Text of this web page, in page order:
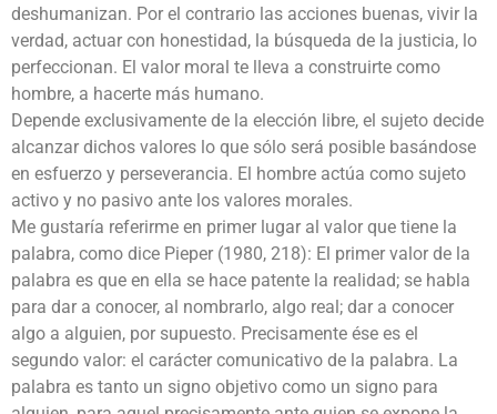
deshumanizan. Por el contrario las acciones buenas, vivir la
verdad, actuar con honestidad, la búsqueda de la justicia, lo
perfeccionan. El valor moral te lleva a construirte como
hombre, a hacerte más humano.
Depende exclusivamente de la elección libre, el sujeto decide
alcanzar dichos valores lo que sólo será posible basándose
en esfuerzo y perseverancia. El hombre actúa como sujeto
activo y no pasivo ante los valores morales.
Me gustaría referirme en primer lugar al valor que tiene la
palabra, como dice Pieper (1980, 218): El primer valor de la
palabra es que en ella se hace patente la realidad; se habla
para dar a conocer, al nombrarlo, algo real; dar a conocer
algo a alguien, por supuesto. Precisamente ése es el
segundo valor: el carácter comunicativo de la palabra. La
palabra es tanto un signo objetivo como un signo para